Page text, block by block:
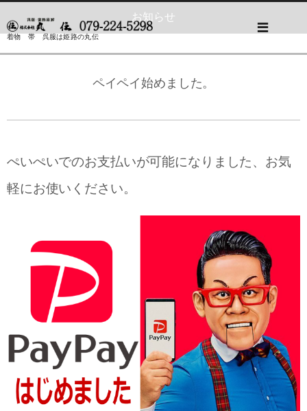
着物 帯 呉服は姫路の丸伝
お知らせ
ペイペイ始めました。
ぺいぺいでのお支払いが可能になりました、お気
軽にお使いください。